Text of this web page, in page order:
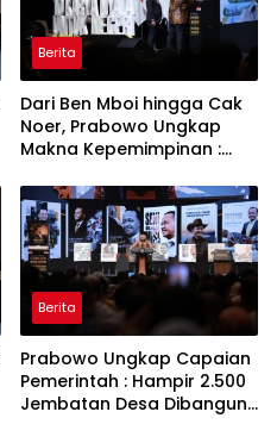
Berita
Dari Ben Mboi hingga Cak
Noer, Prabowo Ungkap
Makna Kepemimpinan :
Gunakan Akal Sehat
Berita
Prabowo Ungkap Capaian
Pemerintah : Hampir 2.500
Jembatan Desa Dibangun,